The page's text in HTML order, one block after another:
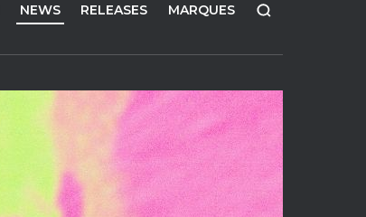
NEWS RELEASES MARQUES